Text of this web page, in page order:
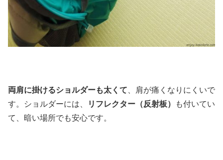
両肩に掛けるショルダーも太くて 、肩が痛くなりにくいで
す。ショルダーには、
リフレクター（反射板）
も付いてい
て、暗い場所でも安心です。